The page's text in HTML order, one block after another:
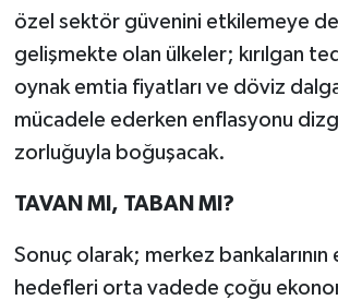
özel sektör güvenini etkilemeye
gelişmekte olan ülkeler; kırılgan
oynak emtia fiyatları ve döviz
mücadele ederken enflasyonu
zorluğuyla boğuşacak.
TAVAN MI, TABAN MI?
Sonuç olarak; merkez bankalarının
hedefleri orta vadede çoğu